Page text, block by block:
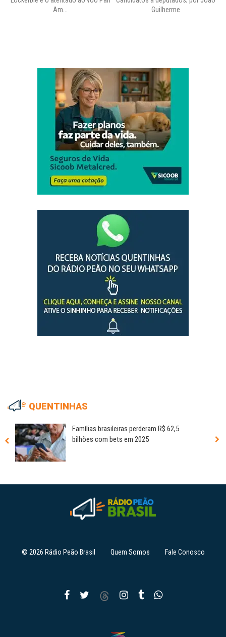
Am...
Guilherme
QUENTINHAS
Famílias brasileiras perderam R$ 62,5
bilhões com bets em 2025
© 2026 Rádio Peão Brasil Quem Somos Fale Conosco